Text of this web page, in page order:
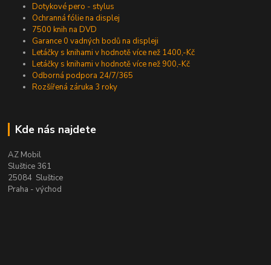
Dotykové pero - stylus
Ochranná fólie na displej
7500 knih na DVD
Garance 0 vadných bodů na displeji
Letáčky s knihami v hodnotě více než 1400,-Kč
Letáčky s knihami v hodnotě více než 900,-Kč
Odborná podpora 24/7/365
Rozšířená záruka 3 roky
Kde nás najdete
AZ Mobil
Sluštice 361
25084 Sluštice
Praha - východ